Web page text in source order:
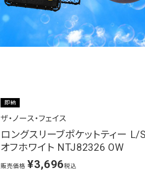
即納
ザ・ノース・フェイス
ロングスリーブポケットティー
オフホワイト NTJ82326 OW
販売価格 ¥3,696税込